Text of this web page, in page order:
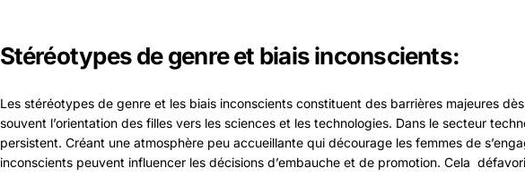
Stéréotypes de genre et biais inconscients:
Les stéréotypes de genre et les biais inconscients constituent des barrières majeures
souvent l’orientation des filles vers les sciences et les technologies. Dans le secteur
persistent. Créant une atmosphère peu accueillante qui décourage les femmes de
inconscients peuvent influencer les décisions d’embauche et de promotion. Cela